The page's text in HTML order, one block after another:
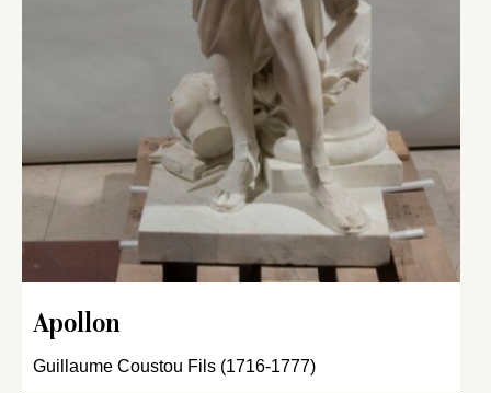
Apollon
Guillaume Coustou Fils (1716-1777)